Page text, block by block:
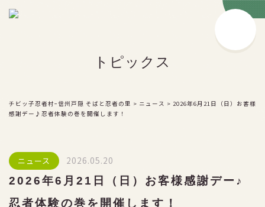
戸隠流忍者の由来
お楽しみ施設
食事処・お土産処
トピックス
チビッ子忍者村ｰ信州戸隠 そばと忍者の里 > ニュース > 2026年6月21日（日）お客様
感謝デー♪忍者体験の巻を開催します！
ニュース 2026.05.20
2026年6月21日（日）お客様感謝デー♪
忍者体験の巻を開催します！